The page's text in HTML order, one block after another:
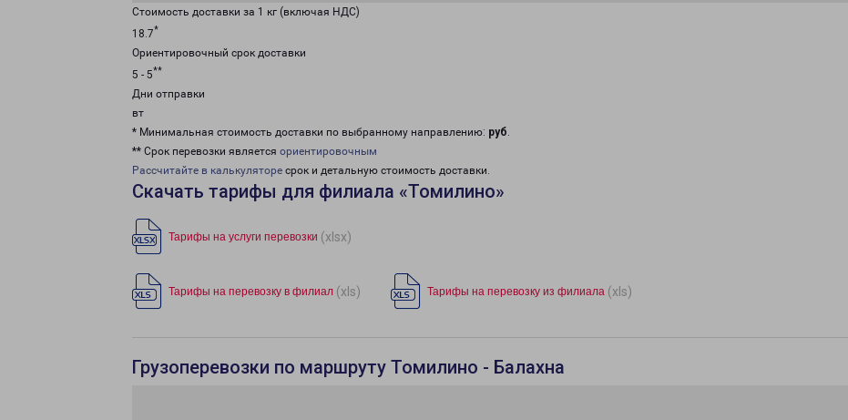
Стоимость доставки за 1 кг (включая НДС)
18.7*
Ориентировочный срок доставки
5 - 5**
Дни отправки
вт
* Минимальная стоимость доставки по выбранному направлению: руб.
** Срок перевозки является ориентировочным
Рассчитайте в калькуляторе срок и детальную стоимость доставки.
Скачать тарифы для филиала «Томилино»
Тарифы на услуги перевозки (xlsx)
Тарифы на перевозку в филиал (xls) Тарифы на перевозку из филиала (xls)
Грузоперевозки по маршруту Томилино - Балахна